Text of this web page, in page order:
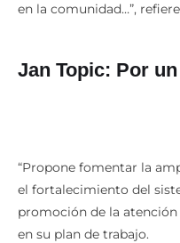
en la comunidad…”,
Jan Topic: Por
“Propone fomentar la
el fortalecimiento del
promoción de la
en su plan de trabajo.